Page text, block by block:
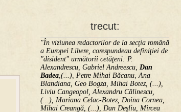
trecut:
"În viziunea redactorilor de la secţia română
a Europei Libere, corespundeau definiţiei de
"disident" următorii ce­tă­ţeni: P.
Alexandrescu, Gabriel Andreescu, Dan
Badea,(...), Petre Mihai Băcanu, Ana
Blandiana, Geo Bogza, Mihai Botez, (...),
Liviu Cangeopol, Alexandru Călinescu,
(...), Mariana Celac-Botez, Doina Cornea,
Mihai Creangă, (...), Dan Deşliu, Mircea